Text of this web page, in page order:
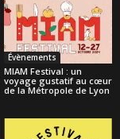
Évènements
MIAM Festival : un
voyage gustatif au cœur
de la Métropole de Lyon